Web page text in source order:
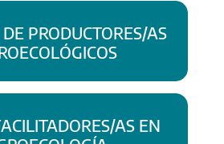
DE PRODUCTORES/AS
AS EN